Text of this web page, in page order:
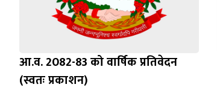
आ.व. 2082-83 को वार्षिक प्रतिवेदन
(स्वतः प्रकाशन)